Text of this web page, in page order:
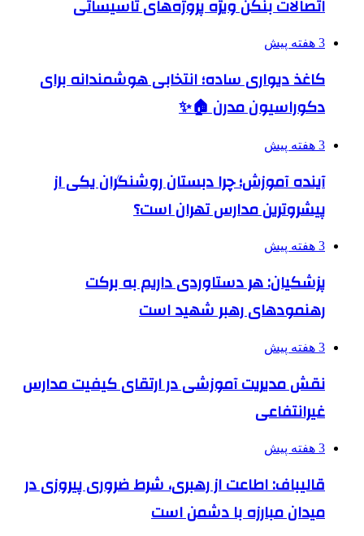
اتصالات بنکن ویژه پروژه‌های تاسیساتی
3 هفته پیش
کاغذ دیواری ساده؛ انتخابی هوشمندانه برای
دکوراسیون مدرن 🏠✨
3 هفته پیش
آینده آموزش؛ چرا دبستان روشنگران یکی از
پیشروترین مدارس تهران است؟
3 هفته پیش
پزشکیان: هر دستاوردی داریم به برکت
رهنمودهای رهبر شهید است
3 هفته پیش
نقش مدیریت آموزشی در ارتقای کیفیت مدارس
غیرانتفاعی
3 هفته پیش
قالیباف: اطاعت از رهبری، شرط ضروری پیروزی در
میدان مبارزه با دشمن است